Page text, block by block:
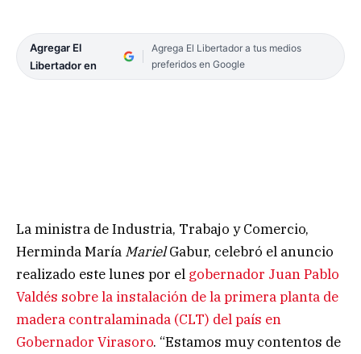
Agregar El
Libertador en
Agrega El Libertador a tus medios
preferidos en Google
La ministra de Industria, Trabajo y Comercio,
Herminda María MarielGabur, celebró el anuncio
realizado este lunes por el gobernador Juan Pablo
Valdés sobre la instalación de la primera planta de
madera contralaminada (CLT) del país en
Gobernador Virasoro. “Estamos muy contentos de